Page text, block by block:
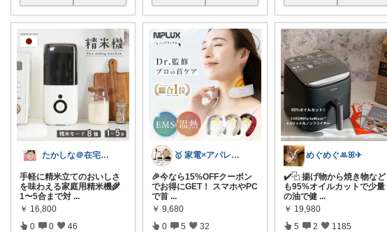
たかしな＠在宅ワーカー
手軽に精米立てのおいしさ
を味わえる家庭用精米機🌾
1〜5合まで対 ...
￥ 16,800
0 0 46
🥇 家電×アパレル ryo
🎉今なら15%OFFクーポン
でお得にGET！ スマホやPC
で首 ...
￥ 9,680
0 5 32
めぐめぐꔛꕤ✈︎
✔️⿻ 揚げ物から焼き物など
も95%オイルカットで少量
の油で健 ...
￥ 19,980
5 2 1185